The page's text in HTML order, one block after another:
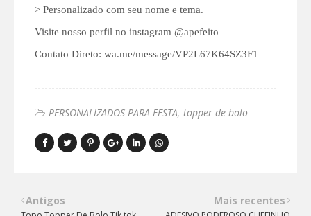
> Personalizado com seu nome e tema.
Visite nosso perfil no instagram @apefeito
Contato Direto: wa.me/message/VP2L67K64SZ3F1
PERSONALIZADOS PARA FESTA topper de bolo
Mais recentes
Antigos